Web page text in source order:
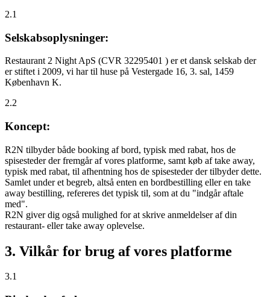
2.1
Selskabsoplysninger:
Restaurant 2 Night ApS (CVR 32295401 ) er et dansk selskab der
er stiftet i 2009, vi har til huse på Vestergade 16, 3. sal, 1459
København K.
2.2
Koncept:
R2N tilbyder både booking af bord, typisk med rabat, hos de
spisesteder der fremgår af vores platforme, samt køb af take away,
typisk med rabat, til afhentning hos de spisesteder der tilbyder dette.
Samlet under et begreb, altså enten en bordbestilling eller en take
away bestilling, refereres det typisk til, som at du "indgår aftale
med".
R2N giver dig også mulighed for at skrive anmeldelser af din
restaurant- eller take away oplevelse.
3. Vilkår for brug af vores platforme
3.1